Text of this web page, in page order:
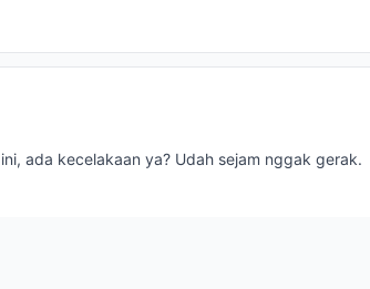
ada kecelakaan ya? Udah sejam nggak gerak.